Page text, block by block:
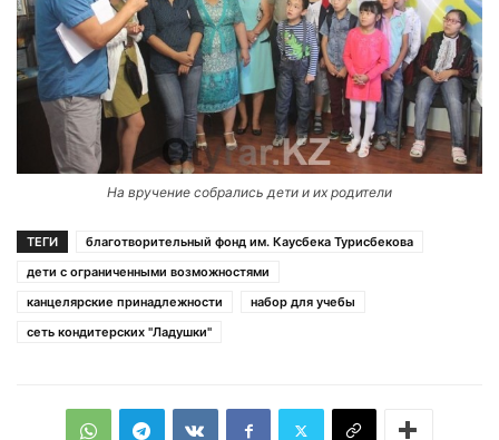
На вручение собрались дети и их родители
ТЕГИ
благотворительный фонд им. Каусбека Турисбекова
дети с ограниченными возможностями
канцелярские принадлежности
набор для учебы
сеть кондитерских "Ладушки"